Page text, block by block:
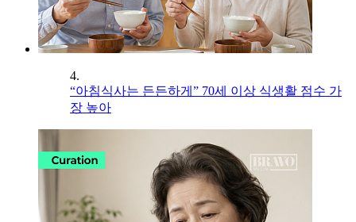
4.
“아침식사는 든든하게” 70세 이상 식생활 점수 가
장 높아